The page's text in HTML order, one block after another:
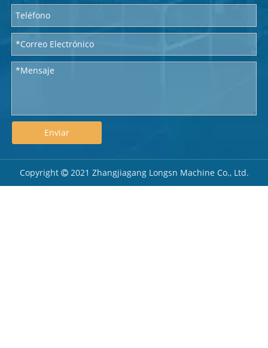
Enviar
Copyright 2021 Zhangjiagang Longsn Machine Co., Ltd.